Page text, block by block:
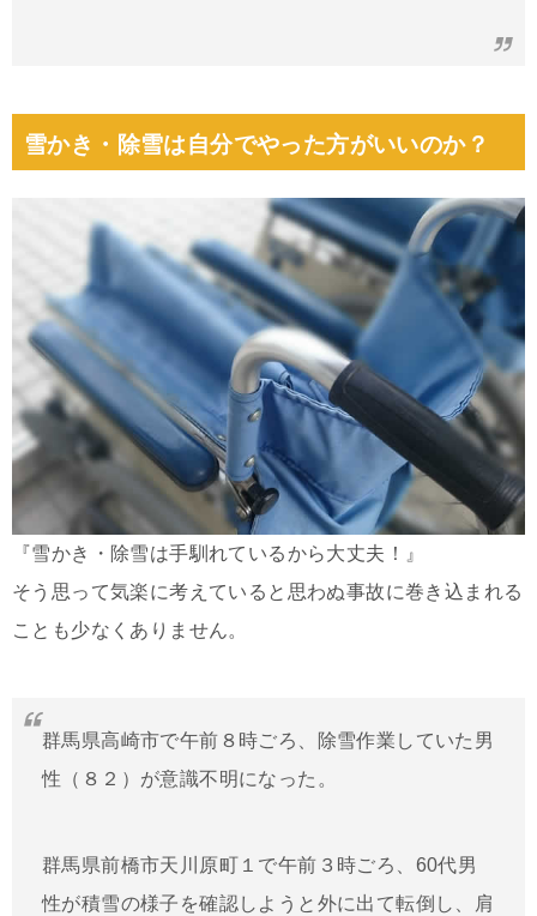
雪かき・除雪は自分でやった方がいいのか？
『雪かき・除雪は手馴れているから大丈夫！』
そう思って気楽に考えていると思わぬ事故に巻き込まれる
ことも少なくありません。
群馬県高崎市で午前８時ごろ、除雪作業していた男
性（８２）が意識不明になった。
群馬県前橋市天川原町１で午前３時ごろ、60代男
性が積雪の様子を確認しようと外に出て転倒し、肩